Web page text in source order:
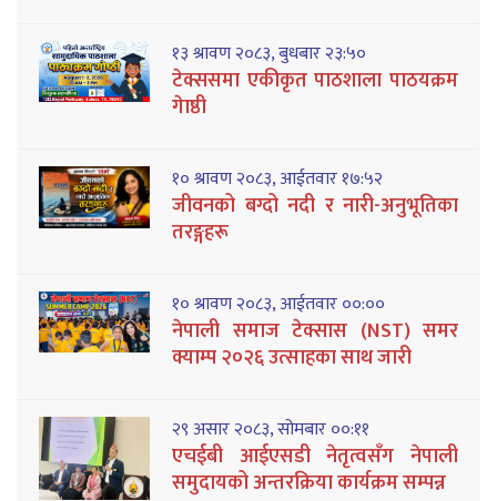
१३ श्रावण २०८३, बुधबार २३:५०
टेक्ससमा एकीकृत पाठशाला पाठयक्रम
गेाष्ठी
१० श्रावण २०८३, आईतवार १७:५२
जीवनको बग्दो नदी र नारी-अनुभूतिका
तरङ्गहरू
१० श्रावण २०८३, आईतवार ००:००
नेपाली समाज टेक्सास (NST) समर
क्याम्प २०२६ उत्साहका साथ जारी
२९ असार २०८३, सोमबार ००:११
एचईबी आईएसडी नेतृत्वसँग नेपाली
समुदायको अन्तरक्रिया कार्यक्रम सम्पन्न